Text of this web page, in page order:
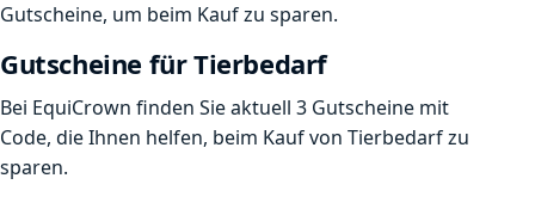
Gutscheine, um beim Kauf zu sparen.
Gutscheine für Tierbedarf
Bei EquiCrown finden Sie aktuell 3 Gutscheine mit
Code, die Ihnen helfen, beim Kauf von Tierbedarf zu
sparen.